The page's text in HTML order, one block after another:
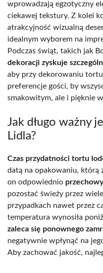
wprowadzają egzotyczny
ciekawej tekstury. Z kolei
atrakcyjność wizualną
idealnym wyborem na
Podczas świąt, takich jak
dekoracji zyskuje
aby przy dekorowaniu
preferencje gości, by
smakowitym, ale i pięknie
Jak długo ważny
Lidla?
Czas przydatności tortu
datą na opakowaniu, którą
on odpowiednio
pozostać świeży przez
przypadkach nawet przez
temperatura wynosiła
zaleca się ponownego
negatywnie wpłynąć na
Aby zachować jakość,